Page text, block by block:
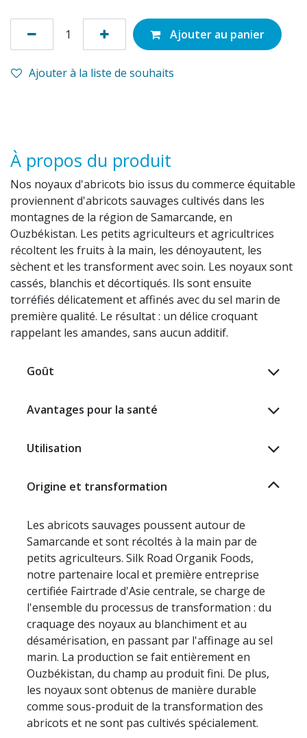
Ajouter au panier
Ajouter à la liste de souhaits
À propos du produit
Nos noyaux d'abricots bio issus du commerce équitable
proviennent d'abricots sauvages cultivés dans les
montagnes de la région de Samarcande, en
Ouzbékistan. Les petits agriculteurs et agricultrices
récoltent les fruits à la main, les dénoyautent, les
sèchent et les transforment avec soin. Les noyaux sont
cassés, blanchis et décortiqués. Ils sont ensuite
torréfiés délicatement et affinés avec du sel marin de
première qualité. Le résultat : un délice croquant
rappelant les amandes, sans aucun additif. ​
Goût
Avantages pour la santé
Utilisation
Origine et transformation
Les abricots sauvages poussent autour de
Samarcande et sont récoltés à la main par de
petits agriculteurs. Silk Road Organik Foods,
notre partenaire local et première entreprise
certifiée Fairtrade d'Asie centrale, se charge de
l'ensemble du processus de transformation : du
craquage des noyaux au blanchiment et au
désamérisation, en passant par l'affinage au sel
marin. La production se fait entièrement en
Ouzbékistan, du champ au produit fini. De plus,
les noyaux sont obtenus de manière durable
comme sous-produit de la transformation des
abricots et ne sont pas cultivés spécialement. ​